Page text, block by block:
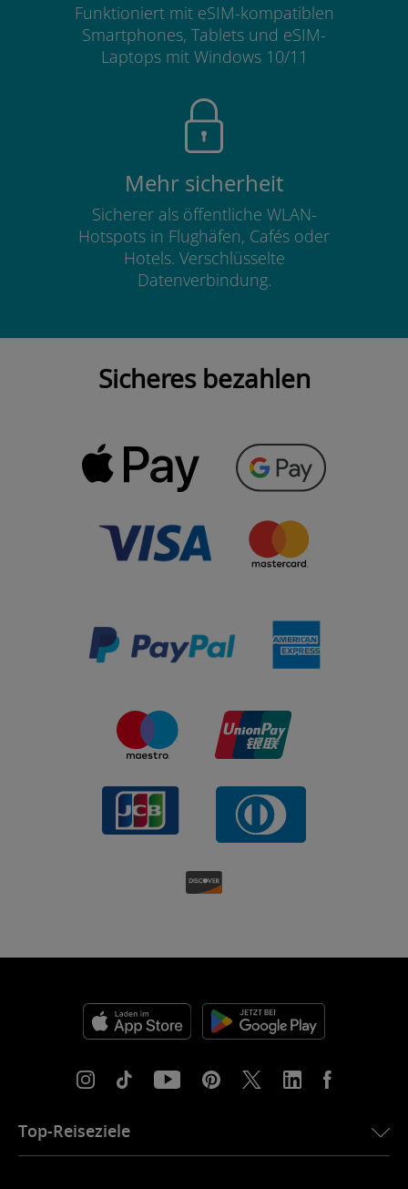
Funktioniert mit eSIM-kompatiblen
Smartphones, Tablets und eSIM-
Laptops mit Windows 10/11
Mehr sicherheit
Sicherer als öffentliche WLAN-
Hotspots in Flughäfen, Cafés oder
Hotels. Verschlüsselte
Datenverbindung.
Sicheres bezahlen
Top-Reiseziele